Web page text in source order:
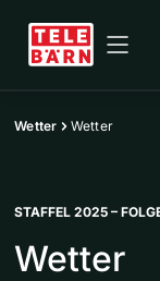
Wetter Wetter
STAFFEL 2025 –
Wetter